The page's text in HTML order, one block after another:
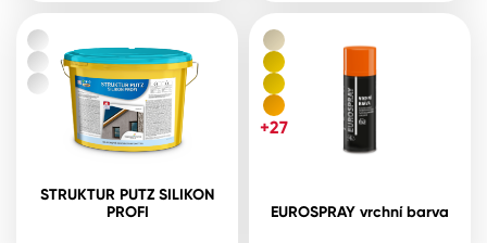
STRUKTUR PUTZ SILIKON
PROFI
EUROSPRAY vrchní barva
+27